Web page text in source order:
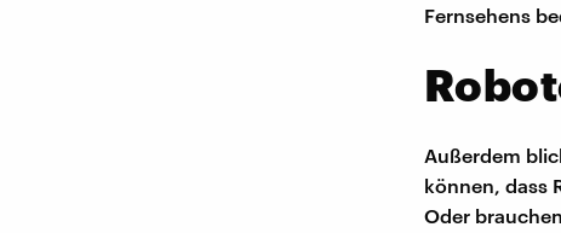
Fernsehens
Außerdem
können, dass
Oder